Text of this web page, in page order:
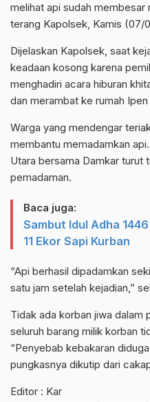
melihat api sudah membesar
terang Kapolsek, Kamis (07/
Dijelaskan Kapolsek, saat
keadaan kosong karena
menghadiri acara hiburan
dan merambat ke rumah
Warga yang mendengar
membantu memadamkan
Utara bersama Damkar turut
pemadaman.
Baca juga:
Sambut Idul Adha
11 Ekor Sapi Kurban
“Api berhasil dipadamkan
satu jam setelah kejadian,”
Tidak ada korban jiwa dalam
seluruh barang milik korban
“Penyebab kebakaran
pungkasnya dikutip dari
Editor : Kar